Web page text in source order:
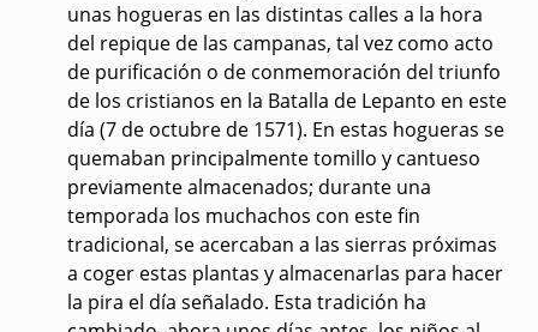
unas hogueras en las distintas calles a la hora
del repique de las campanas, tal vez como acto
de purificación o de conmemoración del triunfo
de los cristianos en la Batalla de Lepanto en este
día (7 de octubre de 1571). En estas hogueras se
quemaban principalmente tomillo y cantueso
previamente almacenados; durante una
temporada los muchachos con este fin
tradicional, se acercaban a las sierras próximas
a coger estas plantas y almacenarlas para hacer
la pira el día señalado. Esta tradición ha